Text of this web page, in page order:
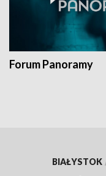
Forum Panoramy
BIAŁYSTOK